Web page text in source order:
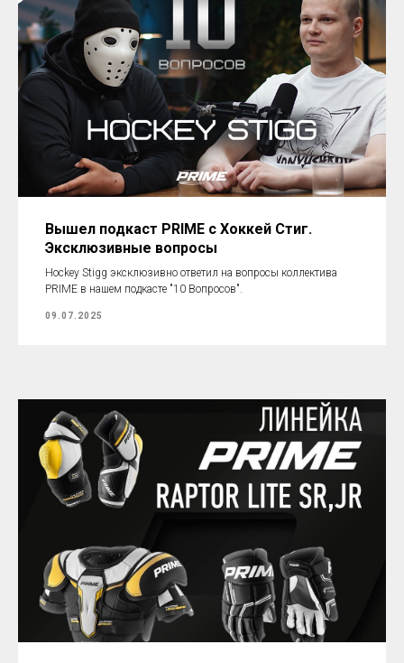
Вышел подкаст PRIME с Хоккей Стиг.
Эксклюзивные вопросы
Hockey Stigg эксклюзивно ответил на вопросы коллектива
PRIME в нашем подкасте "10 Вопросов".
09.07.2025